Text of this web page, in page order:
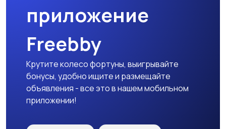
приложение
Freebby
Крутите колесо фортуны, выигрывайте
бонусы, удобно ищите и размещайте
объявления - все это в нашем мобильном
приложении!